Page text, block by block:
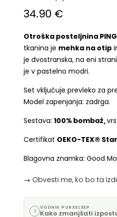
34.90 €
Otroška posteljnina
tkanina je mehka na otip
je dvostranska, na eni
je v pastelno modri.
Set vključuje prevleko za
Model zapenjanja: zadrga.
Sestava: 100% bombaž,
Certifikat OEKO-TEX®
Blagovna znamka: Good
→ Obvesti me, ko bo ta
i VODNIK PURESLEEP
Kako zmanjšati